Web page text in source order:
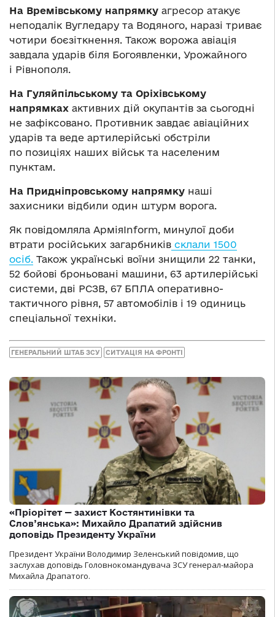
На Времівському напрямку агресор атакує
неподалік Вугледару та Водяного, наразі триває
чотири боєзіткнення. Також ворожа авіація
завдала ударів біля Богоявленки, Урожайного
і Рівнополя.
На Гуляйпільському та Оріхівському
напрямках активних дій окупантів за сьогодні
не зафіксовано. Противник завдає авіаційних
ударів та веде артилерійські обстріли
по позиціях наших військ та населеним
пунктам.
На Придніпровському напрямку наші
захисники відбили один штурм ворога.
Як повідомляла АрміяInform, минулої доби
втрати російських загарбників склали 1500
осіб. Також українські воїни знищили 22 танки,
52 бойові броньовані машини, 63 артилерійські
системи, дві РСЗВ, 67 БПЛА оперативно-
тактичного рівня, 57 автомобілів і 19 одиниць
спеціальної техніки.
ГЕНЕРАЛЬНИЙ ШТАБ ЗСУ СИТУАЦІЯ НА ФРОНТІ
«Пріорітет — захист Костянтинівки та
Слов’янська»: Михайло Драпатий здійснив
доповідь Президенту України
Президент України Володимир Зеленський повідомив, що
заслухав доповідь Головнокомандувача ЗСУ генерал-майора
Михайла Драпатого.